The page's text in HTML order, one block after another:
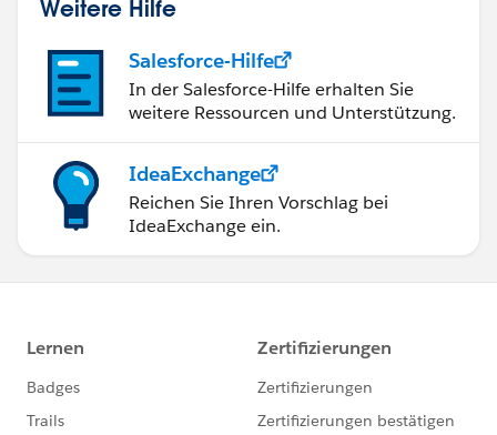
Weitere Hilfe
Salesforce-Hilfe
In der Salesforce-Hilfe erhalten Sie
weitere Ressourcen und Unterstützung.
IdeaExchange
Reichen Sie Ihren Vorschlag bei
IdeaExchange ein.